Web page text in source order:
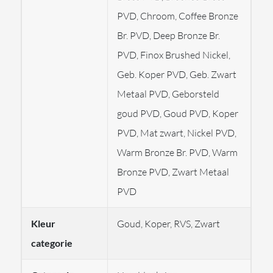
Gessi produceert haar producten speciaal voor haar
klanten op bestelling en vallen onder maatwerk. Houd
PVD, Chroom, Coffee Bronze
Br. PVD, Deep Bronze Br.
PVD, Finox Brushed Nickel,
Geb. Koper PVD, Geb. Zwart
Metaal PVD, Geborsteld
goud PVD, Goud PVD, Koper
PVD, Mat zwart, Nickel PVD,
Warm Bronze Br. PVD, Warm
Bronze PVD, Zwart Metaal
PVD
Kleur
categorie
Goud, Koper, RVS, Zwart